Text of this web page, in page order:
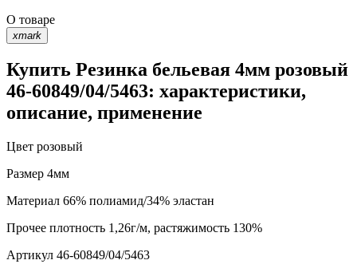
О товаре
xmark
Купить Резинка бельевая 4мм розовый
46-60849/04/5463: характеристики,
описание, применение
Цвет розовый
Размер 4мм
Материал 66% полиамид/34% эластан
Прочее плотность 1,26г/м, растяжимость 130%
Артикул 46-60849/04/5463